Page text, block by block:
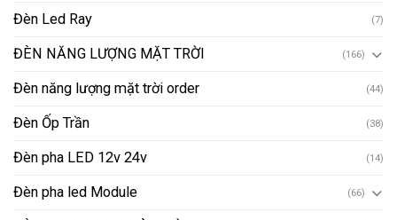
Đèn Led Ray (7)
ĐÈN NĂNG LƯỢNG MẶT TRỜI (166)
Đèn năng lượng mặt trời order (44)
Đèn Ốp Trần (38)
Đèn pha LED 12v 24v (14)
Đèn pha led Module (66)